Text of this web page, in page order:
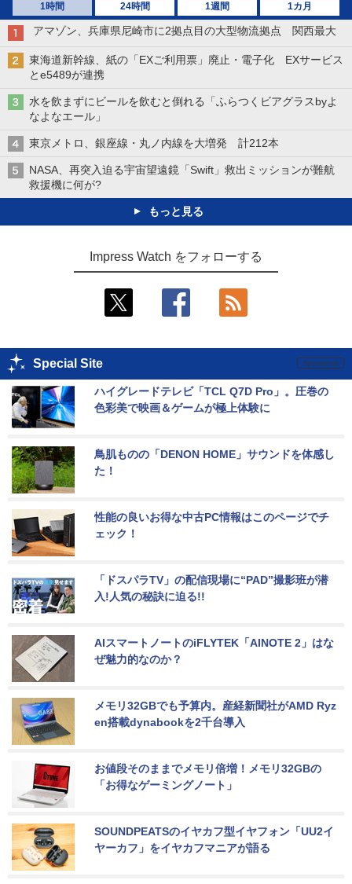
1時間 24時間 1週間 1カ月
アマゾン、兵庫県尼崎市に2拠点目の大型物流拠点 関西最大
東海道新幹線、紙の「EXご利用票」廃止・電子化 EXサービス
とe5489が連携
水を飲まずにビールを飲むと倒れる「ふらつくビアグラスbyよ
なよなエール」
東京メトロ、銀座線・丸ノ内線を大増発 計212本
NASA、再突入迫る宇宙望遠鏡「Swift」救出ミッションが難航
救援機に何が?
もっと見る
Impress Watch をフォローする
Special Site
ハイグレードテレビ「TCL Q7D Pro」。圧巻の
色彩美で映画＆ゲームが極上体験に
鳥肌ものの「DENON HOME」サウンドを体感し
た！
性能の良いお得な中古PC情報はこのページでチ
ェック！
「ドスパラTV」の配信現場に“PAD”撮影班が潜
入!人気の秘訣に迫る!!
AIスマートノートのiFLYTEK「AINOTE 2」はな
ぜ魅力的なのか？
メモリ32GBでも予算内。産経新聞社がAMD Ryz
en搭載dynabookを2千台導入
お値段そのままでメモリ倍増！メモリ32GBの
「お得なゲーミングノート」
SOUNDPEATSのイヤカフ型イヤフォン「UU2イ
ヤーカフ」をイヤカフマニアが語る